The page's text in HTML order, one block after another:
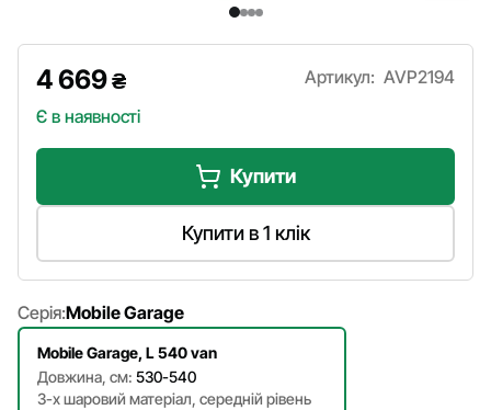
4 669₴
Є в наявності
Артикул: AVP2194
Купити
Купити в 1 клік
Серія:Mobile Garage
Mobile Garage, L 540 van
Довжина, см: 530-540
3-х шаровий матеріал, cередній рівень